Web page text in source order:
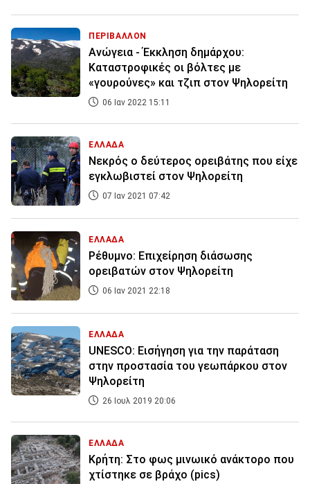
ΠΕΡΙΒΑΛΛΟΝ
Ανώγεια - Έκκληση δημάρχου:
Καταστροφικές οι βόλτες με
«γουρούνες» και τζιπ στον Ψηλορείτη
06 Ιαν 2022 15:11
ΕΛΛΑΔΑ
Νεκρός ο δεύτερος ορειβάτης που είχε
εγκλωβιστεί στον Ψηλορείτη
07 Ιαν 2021 07:42
ΕΛΛΑΔΑ
Ρέθυμνο: Επιχείρηση διάσωσης
ορειβατών στον Ψηλορείτη
06 Ιαν 2021 22:18
ΕΛΛΑΔΑ
UNESCO: Εισήγηση για την παράταση
στην προστασία του γεωπάρκου στον
Ψηλορείτη
26 Ιουλ 2019 20:06
ΕΛΛΑΔΑ
Κρήτη: Στο φως μινωικό ανάκτορο που
χτίστηκε σε βράχο (pics)